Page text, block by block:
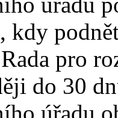
kdy
pro
do 30